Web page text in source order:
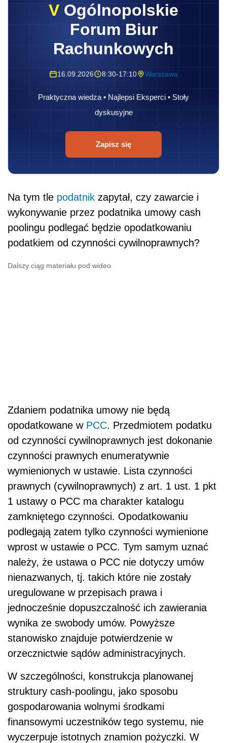
V Ogólnopolskie
Forum Biur
Rachunkowych
16.09.2026 8:30-17:10 Warszawa
Praktyczna wiedza • Najlepsi Eksperci • Stoły
dyskusyjne
Zapisz się
Na tym tle podatnik zapytał, czy zawarcie i
wykonywanie przez podatnika umowy cash
poolingu podlegać będzie opodatkowaniu
podatkiem od czynności cywilnoprawnych?
Dalszy ciąg materiału pod wideo
Zdaniem podatnika umowy nie będą
opodatkowane w PCC. Przedmiotem podatku
od czynności cywilnoprawnych jest dokonanie
czynności prawnych enumeratywnie
wymienionych w ustawie. Lista czynności
prawnych (cywilnoprawnych) z art. 1 ust. 1 pkt
1 ustawy o PCC ma charakter katalogu
zamkniętego czynności. Opodatkowaniu
podlegają zatem tylko czynności wymienione
wprost w ustawie o PCC. Tym samym uznać
należy, że ustawa o PCC nie dotyczy umów
nienazwanych, tj. takich które nie zostały
uregulowane w przepisach prawa i
jednocześnie dopuszczalność ich zawierania
wynika ze swobody umów. Powyższe
stanowisko znajduje potwierdzenie w
orzecznictwie sądów administracyjnych.
W szczególności, konstrukcja planowanej
struktury cash-poolingu, jako sposobu
gospodarowania wolnymi środkami
finansowymi uczestników tego systemu, nie
wyczerpuje istotnych znamion pożyczki. W